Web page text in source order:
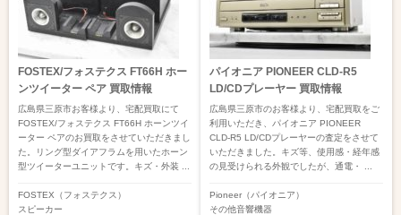
FOSTEX/フォステクス FT66H ホー
ンツイーター ペア 買取情報
広島県三原市お客様より、宅配買取にて
FOSTEX/フォステクス FT66H ホーンツイ
ーター ペアのお買取をさせていただきまし
た。リング型ダイアフラムを用いたホーン
型ツイーターユニットです。キズ・外装 ...
FOSTEX（フォステクス）
スピーカー
パイオニア PIONEER CLD-R5
LD/CDプレーヤー 買取情報
広島県三原市のお客様より、宅配買取をご
利用いただき、パイオニア PIONEER
CLD-R5 LD/CDプレーヤーの査定をさせて
いただきました。キズ等、使用感・経年感
の見受けられる外観でしたが、通電・ ...
Pioneer（パイオニア）
その他音響機器